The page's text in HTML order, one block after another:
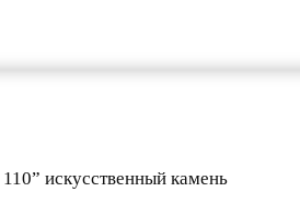
искусственный камень